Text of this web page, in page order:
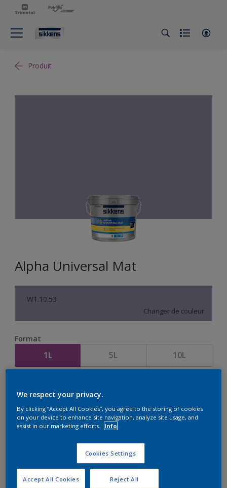
Produit
Alpha Universal Mat
W1.10.53
Changer de couleur
Format
1L 5L 10L
Ajouter à la liste d’achats
We respect your privacy.
By clicking “Accept All Cookies”, you agree to the storing of cookies
on your device to enhance site navigation, analyze site usage, and
assist in our marketing efforts.
Info
Cookies Settings
Reject All
Accept All Cookies